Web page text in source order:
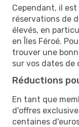
Cependant, il
réservations de
élevés, en
en Îles Féroé.
trouver une
sur vos dates de
Réductions
En tant que
d'offres
centaines